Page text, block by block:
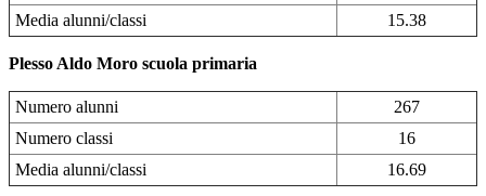
Media alunni/classi
15.38
Plesso Aldo Moro scuola primaria
Numero alunni
267
Numero classi
16
Media alunni/classi
16.69